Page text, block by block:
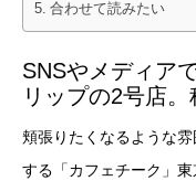
合わせて読みたい
SNSやメディア
リップの2号店。
頬張りたくなるような
する「カフェチーク」